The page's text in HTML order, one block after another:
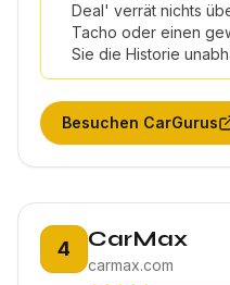
Deal' verrät nichts
Tacho oder einen
Sie die Historie
Besuchen CarGurus
4 Platz 4:
CarMax
carmax.com